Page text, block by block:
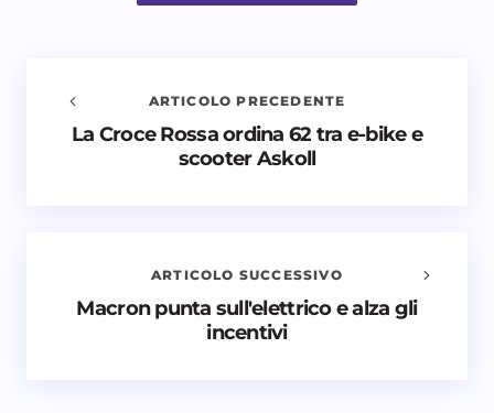
Avvisami quando vengono aggiunti nuovi
ARTICOLO PRECEDENTE
La Croce Rossa ordina 62 tra e-bike e
scooter Askoll
ARTICOLO SUCCESSIVO
Macron punta sull'elettrico e alza gli
incentivi